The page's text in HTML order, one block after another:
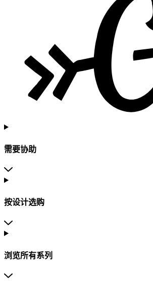
需要协助
按设计选购
浏览所有系列